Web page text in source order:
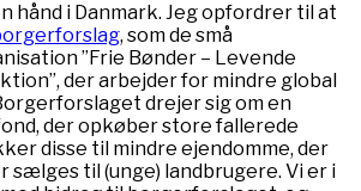
hånd i Danmark. Jeg opfordrer til at
, som de små
”Frie Bønder – Levende
der arbejder for mindre global
drejer sig om en
der opkøber store fallerede
disse til mindre ejendomme, der
sælges til (unge) landbrugere. Vi er i